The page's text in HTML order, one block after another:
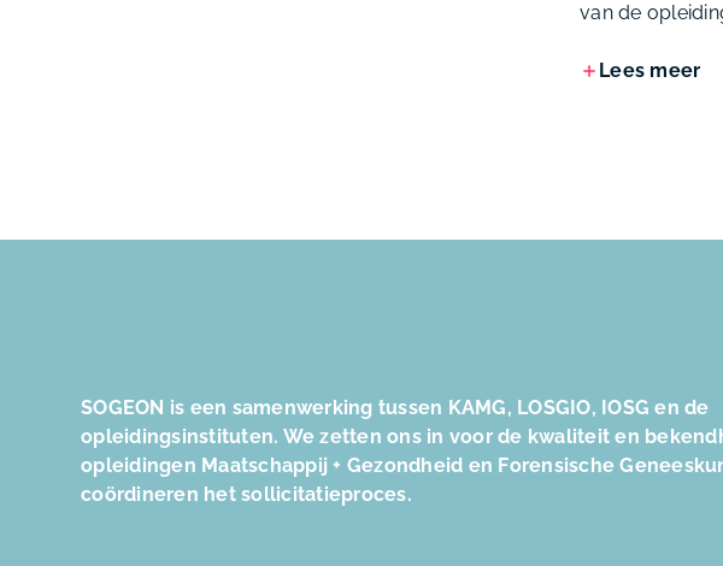
van de
Lees meer
SOGEON is een samenwerking tussen KAMG, LOSGIO, IOSG en de
opleidingsinstituten. We zetten ons in voor de kwaliteit en
opleidingen Maatschappij + Gezondheid en Forensische
coördineren het sollicitatieproces.